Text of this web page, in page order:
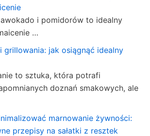
awokado i pomidorów to idealny
…
grillowania: jak osiągnąć idealny
to sztuka, która potrafi
doznań smakowych, ale
marnowanie żywności:
przepisy na sałatki z resztek